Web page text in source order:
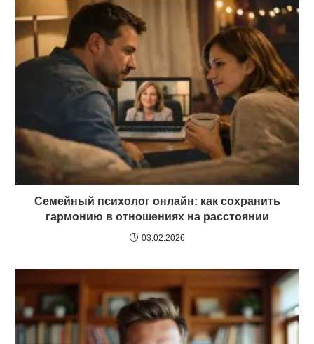
Семейный психолог онлайн: как сохранить
гармонию в отношениях на расстоянии
03.02.2026